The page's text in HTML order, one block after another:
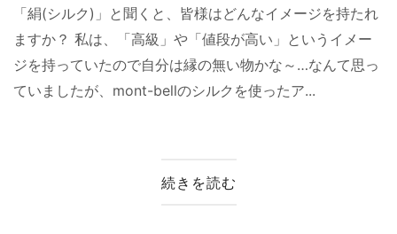
「絹(シルク)」と聞くと、皆様はどんなイメージを持たれ
ますか？ 私は、「高級」や「値段が高い」というイメー
ジを持っていたので自分は縁の無い物かな～…なんて思っ
ていましたが、mont-bellのシルクを使ったア...
続きを読む